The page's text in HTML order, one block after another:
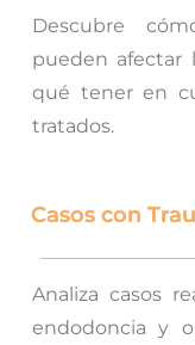
Descubre
pueden afectar
qué tener en
tratados.
Casos con
Analiza casos
endodoncia y